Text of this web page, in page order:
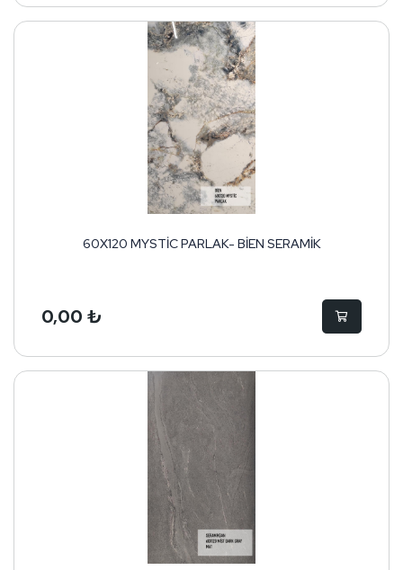
60X120 MYSTİC PARLAK- BİEN SERAMİK
0,00 ₺